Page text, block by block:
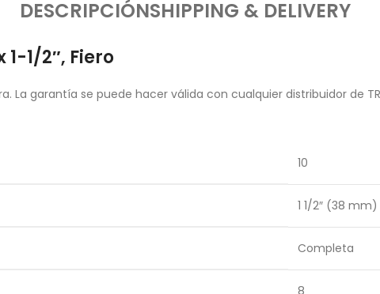
DESCRIPCIÓNSHIPPING & DELIVERY
1/2″, Fiero
garantía se puede hacer válida con cualquier distribuidor de
10
1 1/2″ (38 mm)
Completa
8